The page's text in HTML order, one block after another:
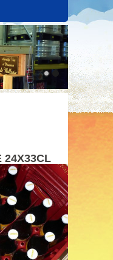
24X33CL